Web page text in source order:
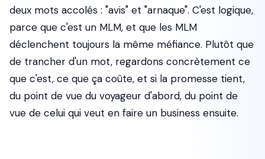
deux mots accolés : "avis" et "arnaque". C'est logique,
parce que c'est un MLM, et que les MLM
déclenchent toujours la même méfiance. Plutôt que
de trancher d'un mot, regardons concrètement ce
que c'est, ce que ça coûte, et si la promesse tient,
du point de vue du voyageur d'abord, du point de
vue de celui qui veut en faire un business ensuite.